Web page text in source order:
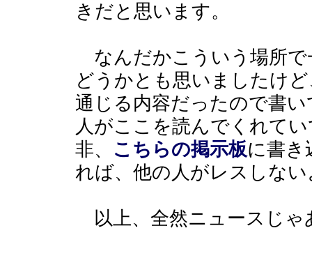
きだと思います。
なんだかこういう場所で
どうかとも思いましたけ
通じる内容だったので書
人がここを読んでくれて
非、
こちらの掲示板に書き
れば、他の人がレスしな
以上、全然ニュースじゃ